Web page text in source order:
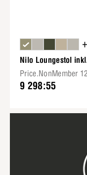
+
Nilo Loungestol
Price.NonMember
9 298:55